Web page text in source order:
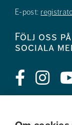
E-post:
Följ oss på
sociala